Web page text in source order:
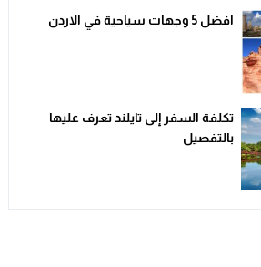
افضل 5 وجهات سياحية في الاردن
تكلفة السفر إلى تايلند تعرف عليها
بالتفصيل